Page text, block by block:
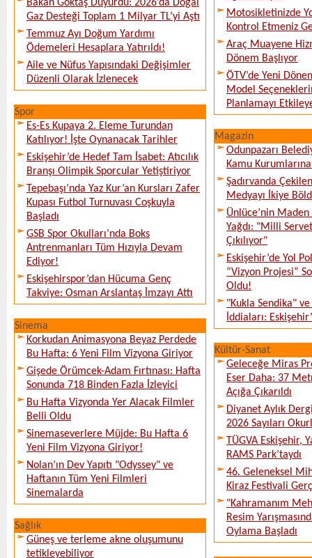
Bakan Göktaş Duyurdu: 2026’da Doğal
Gaz Desteği Toplam 1 Milyar TL’yi Aştı
Temmuz Ayı Doğum Yardımı
Ödemeleri Hesaplara Yatırıldı!
Aile ve Nüfus Yapısındaki Değişimler
Düzenli Olarak İzlenecek
Spor
Es-Es Kupaya 2. Eleme Turundan
Katılıyor! İşte Oynanacak Tarihler
Eskişehir’de Hedef Tam İsabet: Atıcılık
Branşı Olimpik Sporcular Yetiştiriyor
Tepebaşı’nda Yaz Kur’an Kursları Zafer
Kupası Futbol Turnuvası Coşkuyla
Başladı
GSB Spor Okulları’nda Boks
Antrenmanları Tüm Hızıyla Devam
Ediyor!
Eskişehirspor’dan Hücuma Genç
Takviye: Osman Arslantaş İmzayı Attı
Sinema
Korkudan Animasyona Beyaz Perdede
Bu Hafta: 6 Yeni Film Vizyona Giriyor
Gişede Örümcek-Adam Fırtınası: Hafta
Sonunda 718 Binden Fazla İzleyici
Bu Hafta Vizyonda Yer Alacak Filmler
Belli Oldu
Sinemaseverlere Müjde: Bu Hafta 6
Yeni Film Vizyona Giriyor!
Nolan’ın Dev Yapıtı "Odyssey" ve
Haftanın Tüm Yeni Filmleri
Sinemalarda
Sağlık
Güneş ve terleme akne oluşumunu
tetikleyebiliyor
Motosikletinizde
Kontrol Etmeniz
Araç Muayene
Dönem Başlıyor
ÖTV’de Yeni
Model
Planlamayı
Magazin
Odunpazarı
Kamu Kurumlarına
Şadırvanda
Medyayı İkiye
Ünlüce’nin Maden
Yağdı: "Milli
Çıkılıyor"
Eskişehir’de Yol
“Vizyon Projesi”
Oldu!
"Kukla Sendika"
İddiaları:
Kültür-Sanat
Geleceğe Miras
Eser Daha: 37
Açığa Çıkarıldı
Diyanet Aylık
2026 Sayıları
TÜGVA Eskişehir,
RAMS Park’taydı
46. Geleneksel
Kiraz Festivali
"Kahramanım
Resim
Oylama Başladı